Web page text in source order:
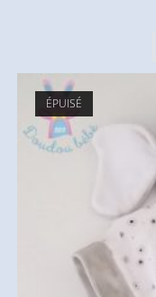
ÉPUISÉ